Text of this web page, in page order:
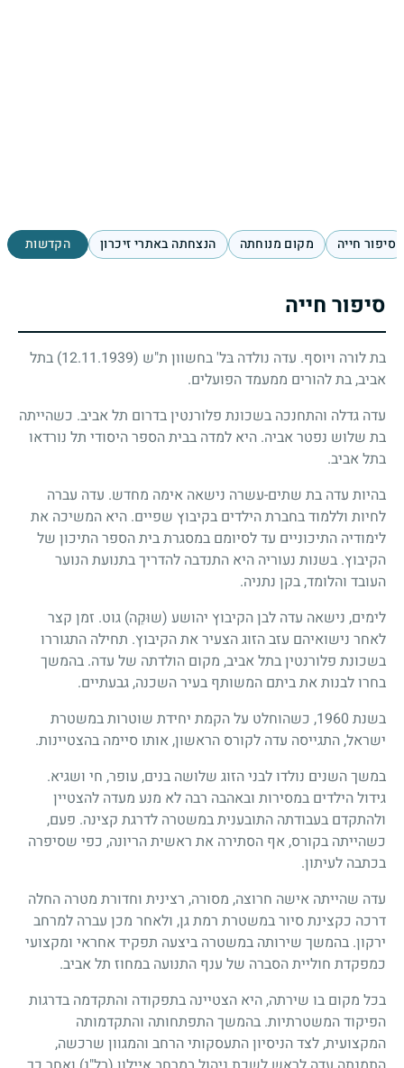
סיפור חייה מקום מנוחתה הנצחתה באתרי זיכרון הקדשות
סיפור חייה
בת לורה ויוסף. עדה נולדה בּל' בחשוון ת"ש (12.11.1939)
בתל
אביב, בת להורים ממעמד הפועלים.
עדה גדלה והתחנכה בשכונת פלורנטין בדרום תל אביב. כשהייתה
בת שלוש נפטר אביה. היא למדה בבית הספר היסודי תל נורדאו
בתל אביב.
בהיות עדה בת שתים-עשרה נישאה אימה מחדש. עדה עברה
לחיות וללמוד בחברת הילדים בקיבוץ שפיים. היא המשיכה את
לימודיה התיכוניים עד לסיומם במסגרת בית הספר התיכון של
הקיבוץ. בשנות נעוריה היא התנדבה להדריך בתנועת הנוער
העובד והלומד, בקן נתניה.
לימים, נישאה עדה לבן הקיבוץ יהושע (שוּקַה) גוט. זמן קצר
לאחר נישואיהם עזב הזוג הצעיר את הקיבוץ. תחילה התגוררו
בשכונת פלורנטין בתל אביב, מקום הולדתה של עדה. בהמשך
בחרו לבנות את ביתם המשותף בעיר השכנה, גבעתיים.
בשנת 1960, כשהוחלט על הקמת יחידת שוטרות במשטרת
ישראל, התגייסה עדה לקורס הראשון, אותו סיימה בהצטיינות.
במשך השנים נולדו לבני הזוג שלושה בנים, עופר, חי ושגיא.
גידול הילדים במסירות ובאהבה רבה לא מנע מעדה להצטיין
ולהתקדם בעבודתה התובענית במשטרה לדרגת קצינה. פעם,
כשהייתה בקורס, אף הסתירה את ראשית הריונה, כפי שסיפרה
בכתבה לעיתון.
עדה שהייתה אישה חרוצה, מסורה, רצינית וחדורת מטרה החלה
דרכה כקצינת סיור במשטרת רמת גן, ולאחר מכן עברה למרחב
ירקון. בהמשך שירותה במשטרה ביצעה תפקיד אחראי ומקצועי
כמפקדת חוליית הסברה של ענף התנועה במחוז תל אביב.
בכל מקום בו שירתה, היא הצטיינה בתפקודה והתקדמה בדרגות
הפיקוד המשטרתיות. בהמשך התפתחותה והתקדמותה
המקצועית, לצד הניסיון התעסקותי הרחב והמגוון שרכשה,